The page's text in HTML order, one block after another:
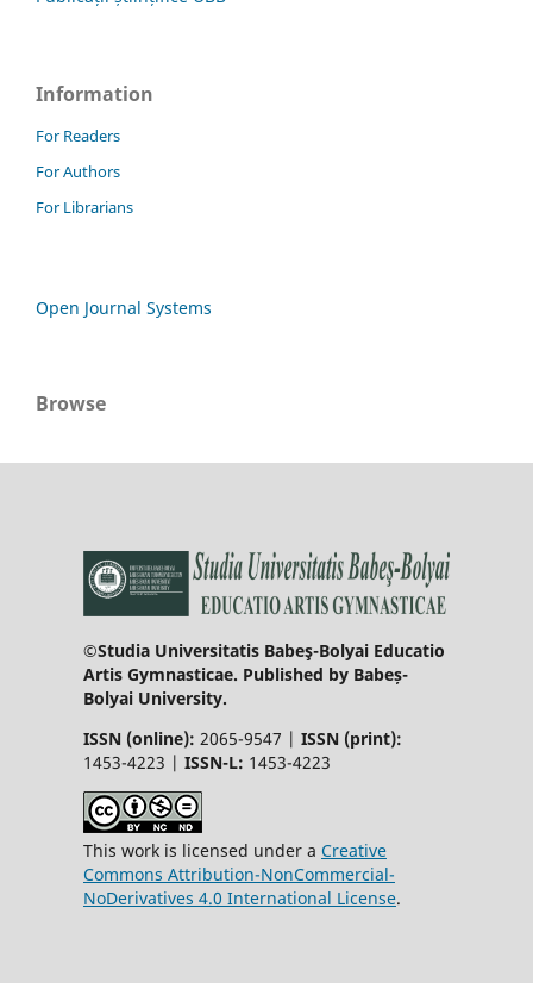
Information
For Readers
For Authors
For Librarians
Open Journal Systems
Browse
©Studia Universitatis Babeş-Bolyai Educatio
Artis Gymnasticae. Published by Babeș-
Bolyai University.
ISSN (online): 2065-9547 | ISSN (print):
1453-4223 | ISSN-L: 1453-4223
This work is licensed under a Creative
Commons Attribution-NonCommercial-
NoDerivatives 4.0 International License.